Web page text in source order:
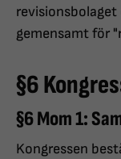
gemensamt för
§6
§6 Mom 1:
Kongressen